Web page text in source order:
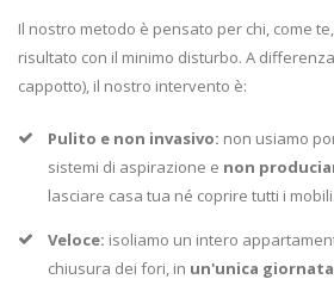
Il nostro metodo è pensato per chi, come
risultato con il minimo disturbo. A
cappotto), il nostro intervento è:
Pulito e non invasivo: non usiamo
sistemi di aspirazione e non
lasciare casa tua né coprire tutti i mobili.
Veloce: isoliamo un intero
chiusura dei fori, in un'unica